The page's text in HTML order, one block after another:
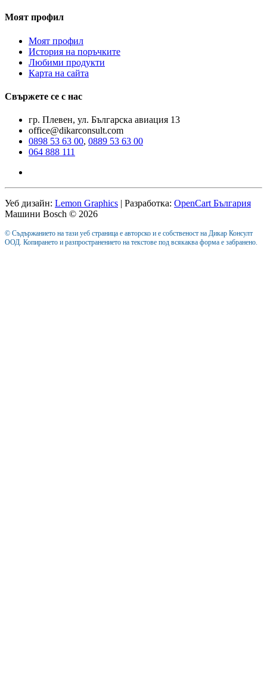
Моят профил
Моят профил
История на поръчките
Любими продукти
Карта на сайта
Свържете се с нас
гр. Плевен, ул. Българска авиация 13
office@dikarconsult.com
0898 53 63 00, 0889 53 63 00
064 888 111
Уеб дизайн: Lemon Graphics | Разработка: OpenCart България
Машини Bosch © 2026
© Съдържанието на тази уеб страница е авторско и е собственост на Дикар Консулт
ООД. Копирането и разпространението на текстове под всякаква форма е забранено.